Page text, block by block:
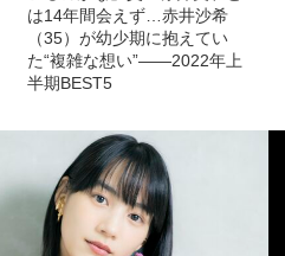
は14年間会えず…赤井沙希
（35）が幼少期に抱えてい
た“複雑な想い”――2022年上
半期BEST5